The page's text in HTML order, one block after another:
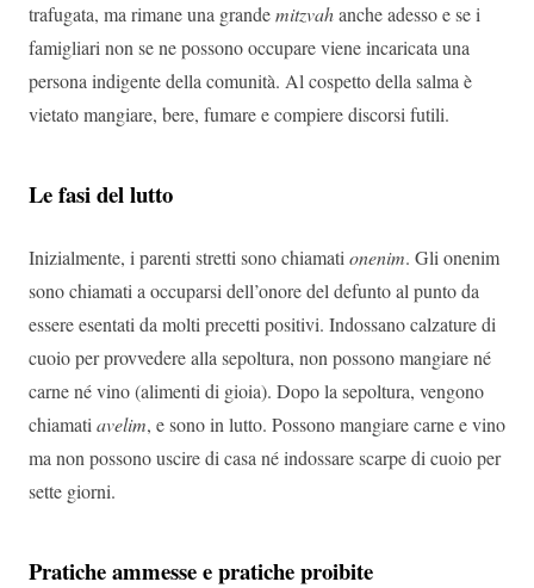
trafugata, ma rimane una grandemitzvahanche adesso e se i
famigliari non se ne possono occupare viene incaricata una
persona indigente della comunità. Al cospetto della salma è
vietato mangiare, bere, fumare e compiere discorsi futili.
Le fasi del lutto
Inizialmente, i parenti stretti sono chiamati onenim. Gli onenim
sono chiamati a occuparsi dell’onore del defunto al punto da
essere esentati da molti precetti positivi. Indossano calzature di
cuoio per provvedere alla sepoltura, non possono mangiare né
carne né vino (alimenti di gioia). Dopo la sepoltura, vengono
chiamati avelim, e sono in lutto. Possono mangiare carne e vino
ma non possono uscire di casa né indossare scarpe di cuoio per
sette giorni.
Pratiche ammesse e pratiche proibite